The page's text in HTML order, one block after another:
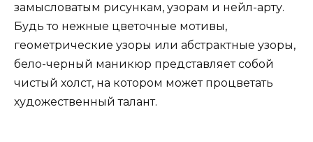
замысловатым рисункам, узорам и нейл-арту.
Будь то нежные цветочные мотивы,
геометрические узоры или абстрактные узоры,
бело-черный маникюр представляет собой
чистый холст, на котором может процветать
художественный талант.